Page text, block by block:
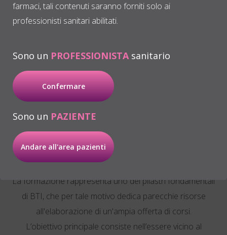
tutto il mondo.
distributori in molti paesi.
Formazione BTI Training
Center
La formazione rappresenta uno dei pilastri fondamentali
di BTI, che per tale motivo dedica parecchie risorse
all'elaborazione di un'ampia offerta di corsi.
L’obiettivo principale consiste nell’essere vicino al
farmaci, tali contenuti saranno forniti solo ai
professionisti sanitari abilitati.
Sono un PROFESSIONISTAsanitario
Confermare
Sono un PAZIENTE
Andare all'area pazienti